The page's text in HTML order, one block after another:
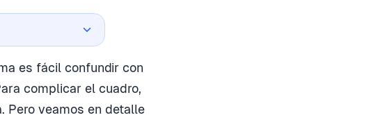
es fácil confundir con
complicar el cuadro,
Pero veamos en detalle